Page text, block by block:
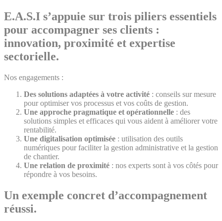
E.A.S.I s’appuie sur trois piliers essentiels
pour accompagner ses clients :
innovation, proximité et expertise
sectorielle.
Nos engagements :
Des solutions adaptées à votre activité : conseils sur mesure
pour optimiser vos processus et vos coûts de gestion.
Une approche pragmatique et opérationnelle : des
solutions simples et efficaces qui vous aident à améliorer votre
rentabilité.
Une digitalisation optimisée : utilisation des outils
numériques pour faciliter la gestion administrative et la gestion
de chantier.
Une relation de proximité : nos experts sont à vos côtés pour
répondre à vos besoins.
Un exemple concret d’accompagnement
réussi.